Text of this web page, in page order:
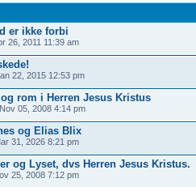
er ikke forbi
26, 2011 11:39 am
22, 2015 12:53 pm
rom i Herren Jesus Kristus
05, 2008 4:14 pm
og Elias Blix
31, 2026 8:21 pm
og Lyset, dvs Herren Jesus Kristus.
25, 2008 7:12 pm